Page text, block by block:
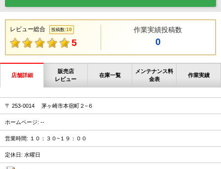
レビュー総合 投稿数:10
5
作業実績投稿数
0
店舗詳細
販売店
レビュー
在庫一覧
メンテナンス料
金表
作業実績
〒 253-0014 茅ヶ崎市本宿町２−６
ホームページ: --
営業時間: １０：３０~１９：００
定休日: 水曜日